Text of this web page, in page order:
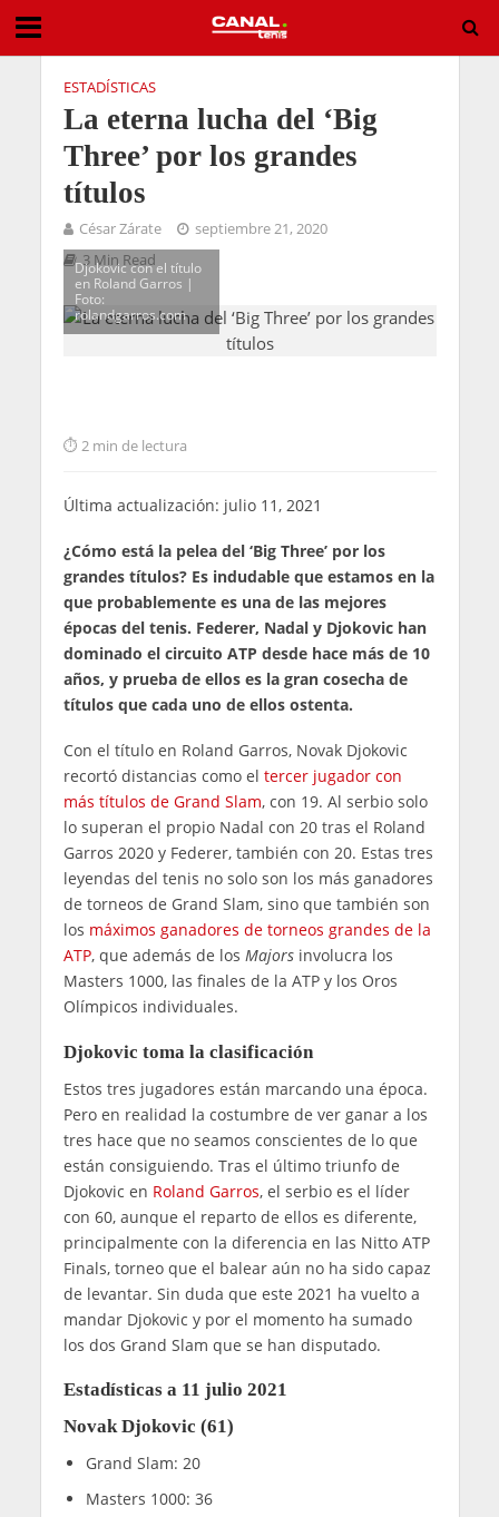
ESTADÍSTICAS
La eterna lucha del ‘Big
Three’ por los grandes
títulos
César Zárate
septiembre 21, 2020
3 Min Read
Djokovic con el título
en Roland Garros |
Foto:
rolandgarros.com
2 min de lectura
Última actualización: julio 11, 2021
¿Cómo está la pelea del ‘Big Three’ por los
grandes títulos? Es indudable que estamos en la
que probablemente es una de las mejores
épocas del tenis. Federer, Nadal y Djokovic han
dominado el circuito ATP desde hace más de 10
años, y prueba de ellos es la gran cosecha de
títulos que cada uno de ellos ostenta.
Con el título en Roland Garros, Novak Djokovic
recortó distancias como el tercer jugador con
más títulos de Grand Slam, con 19. Al serbio solo
lo superan el propio Nadal con 20 tras el Roland
Garros 2020 y Federer, también con 20. Estas tres
leyendas del tenis no solo son los más ganadores
de torneos de Grand Slam, sino que también son
los máximos ganadores de torneos grandes de la
ATP, que además de los Majorsinvolucra los
Masters 1000, las finales de la ATP y los Oros
Olímpicos individuales.
Djokovic toma la clasificación
Estos tres jugadores están marcando una época.
Pero en realidad la costumbre de ver ganar a los
tres hace que no seamos conscientes de lo que
están consiguiendo. Tras el último triunfo de
Djokovic en Roland Garros, el serbio es el líder
con 60, aunque el reparto de ellos es diferente,
principalmente con la diferencia en las Nitto ATP
Finals, torneo que el balear aún no ha sido capaz
de levantar. Sin duda que este 2021 ha vuelto a
mandar Djokovic y por el momento ha sumado
los dos Grand Slam que se han disputado.
Estadísticas a 11 julio 2021
Novak Djokovic (61)
Grand Slam: 20
Masters 1000: 36